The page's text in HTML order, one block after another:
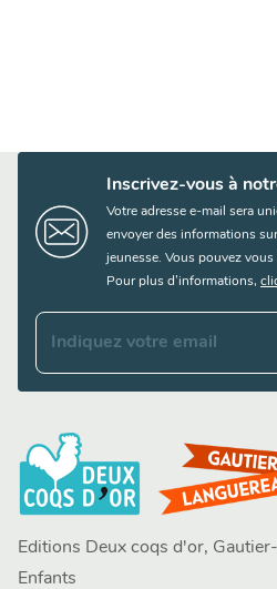
Inscrivez-vous à
Votre adresse e-mail sera
envoyer des informations
jeunesse. Vous pouvez
Pour plus d’informations,
Indiquez votre email
Editions Deux coqs d'or,
Enfants